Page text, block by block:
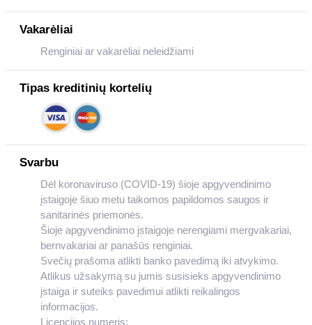
Vakarėliai
Renginiai ar vakarėliai neleidžiami
Tipas kreditinių kortelių
Svarbu
Dėl koronaviruso (COVID-19) šioje apgyvendinimo
įstaigoje šiuo metu taikomos papildomos saugos ir
sanitarinės priemonės.
Šioje apgyvendinimo įstaigoje nerengiami mergvakariai,
bernvakariai ar panašūs renginiai.
Svečių prašoma atlikti banko pavedimą iki atvykimo.
Atlikus užsakymą su jumis susisieks apgyvendinimo
įstaiga ir suteiks pavedimui atlikti reikalingos
informacijos.
Licencijos numeris: